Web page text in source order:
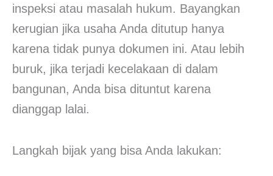
inspeksi atau masalah hukum. Bayangkan
kerugian jika usaha Anda ditutup hanya
karena tidak punya dokumen ini. Atau lebih
buruk, jika terjadi kecelakaan di dalam
bangunan, Anda bisa dituntut karena
dianggap lalai.
Langkah bijak yang bisa Anda lakukan: